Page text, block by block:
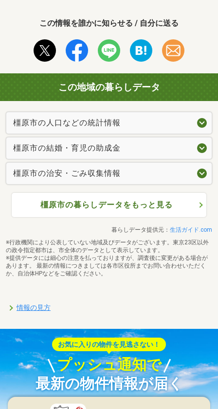
この情報を誰かに知らせる / 自分に送る
この地域の暮らしデータ
橿原市の人口などの統計情報
橿原市の結婚・育児の助成金
橿原市の治安・ごみ収集情報
橿原市の暮らしデータをもっと見る
暮らしデータ提供元： 生活ガイド.com
※行政機関により公表していない地域及びデータがございます。東京23区以外
の政令指定都市は、市全体のデータとして表示しています。
※提供データには細心の注意を払っておりますが、調査後に変更がある場合が
あります。 最新の情報につきましては各市区役所までお問い合わせいただく
か、自治体HPなどをご確認ください。
情報の見方
お気に入りの物件を見逃さない！
プッシュ通知で
最新の物件情報が届く